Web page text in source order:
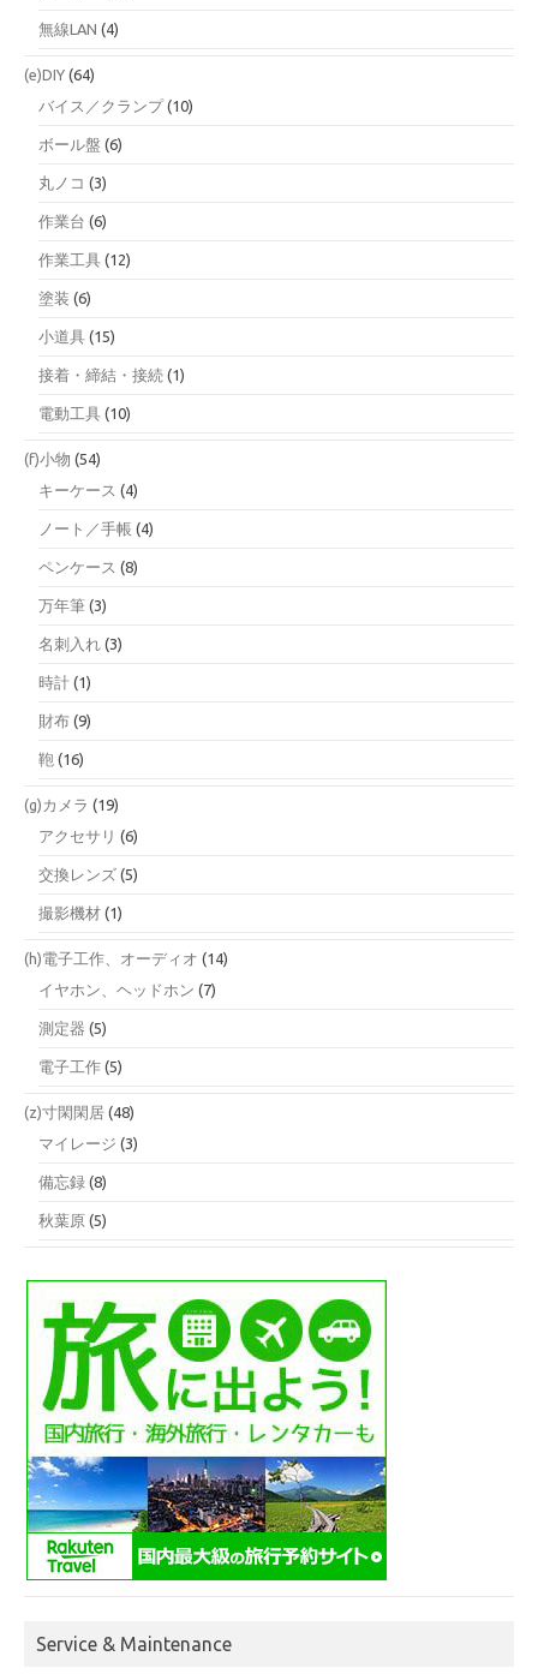
無線LAN (4)
(e)DIY (64)
バイス／クランプ(10)
ボール盤 (6)
丸ノコ (3)
作業台 (6)
作業工具 (12)
塗装 (6)
小道具 (15)
接着・締結・接続 (1)
電動工具 (10)
(f)小物 (54)
キーケース (4)
ノート／手帳 (4)
ペンケース (8)
万年筆 (3)
名刺入れ (3)
時計 (1)
財布 (9)
鞄 (16)
(g)カメラ (19)
アクセサリ (6)
交換レンズ (5)
撮影機材 (1)
(h)電子工作、オーディオ (14)
イヤホン、ヘッドホン (7)
測定器 (5)
電子工作 (5)
(z)寸閑閑居 (48)
マイレージ (3)
備忘録 (8)
秋葉原 (5)
Service & Maintenance